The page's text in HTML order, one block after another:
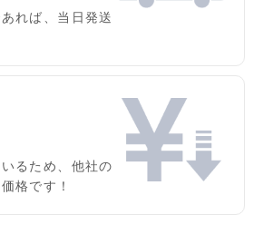
れば、当日発送
るため、他社の
格です！